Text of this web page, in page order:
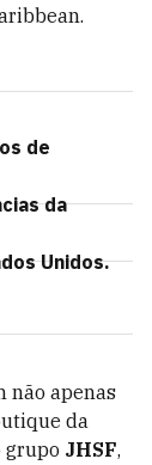
de
da
Unidos.
não apenas
da
grupo JHSF,